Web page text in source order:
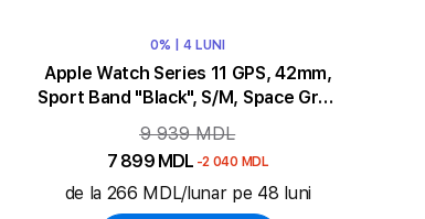
0% | 4 LUNI
Apple Watch Series 11 GPS, 42mm,
Sport Band "Black", S/M, Space Grey
Aluminium
9 939 MDL
7 899 MDL -2 040 MDL
de la 266 MDL/lunar pe 48 luni